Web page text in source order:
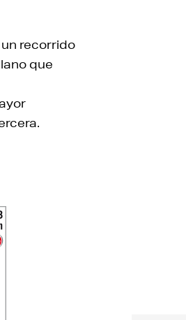
recorrido
que